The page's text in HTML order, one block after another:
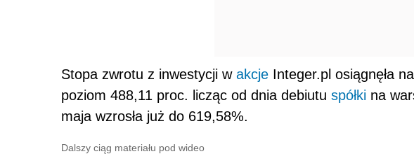
Stopa zwrotu z inwestycji w akcje Integer.pl osiągnęła
poziom 488,11 proc. licząc od dnia debiutu spółki na
maja wzrosła już do 619,58%.
Dalszy ciąg materiału pod wideo